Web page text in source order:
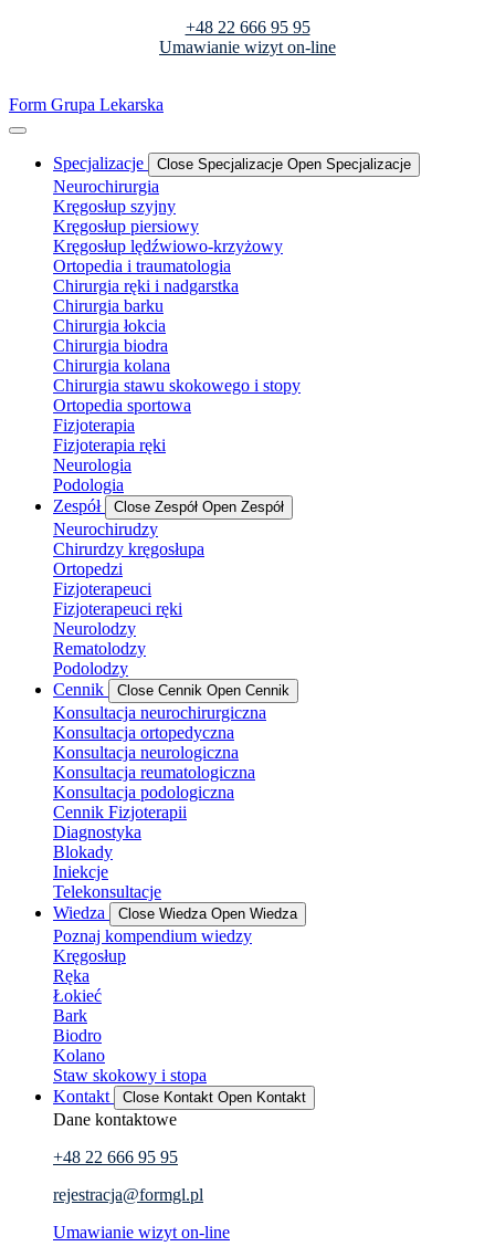
+48 22 666 95 95
Umawianie wizyt on-line
Form Grupa Lekarska
Specjalizacje Close Specjalizacje Open Specjalizacje
Neurochirurgia
Kręgosłup szyjny
Kręgosłup piersiowy
Kręgosłup lędźwiowo-krzyżowy
Ortopedia i traumatologia
Chirurgia ręki i nadgarstka
Chirurgia barku
Chirurgia łokcia
Chirurgia biodra
Chirurgia kolana
Chirurgia stawu skokowego i stopy
Ortopedia sportowa
Fizjoterapia
Fizjoterapia ręki
Neurologia
Podologia
Zespół
Close Zespół Open Zespół
Neurochirudzy
Chirurdzy kręgosłupa
Ortopedzi
Fizjoterapeuci
Fizjoterapeuci ręki
Neurolodzy
Rematolodzy
Podolodzy
Cennik
Close Cennik Open Cennik
Konsultacja neurochirurgiczna
Konsultacja ortopedyczna
Konsultacja neurologiczna
Konsultacja reumatologiczna
Konsultacja podologiczna
Cennik Fizjoterapii
Diagnostyka
Blokady
Iniekcje
Telekonsultacje
Wiedza
Close Wiedza Open Wiedza
Poznaj kompendium wiedzy
Kręgosłup
Ręka
Łokieć
Bark
Biodro
Kolano
Staw skokowy i stopa
Kontakt
Close Kontakt Open Kontakt
Dane kontaktowe
+48 22 666 95 95
rejestracja@formgl.pl
Umawianie wizyt on-line